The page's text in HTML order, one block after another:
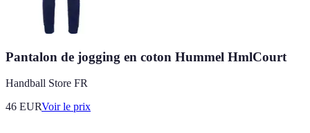
Pantalon de jogging en coton Hummel HmlCourt
Handball Store FR
46 EURVoir le prix